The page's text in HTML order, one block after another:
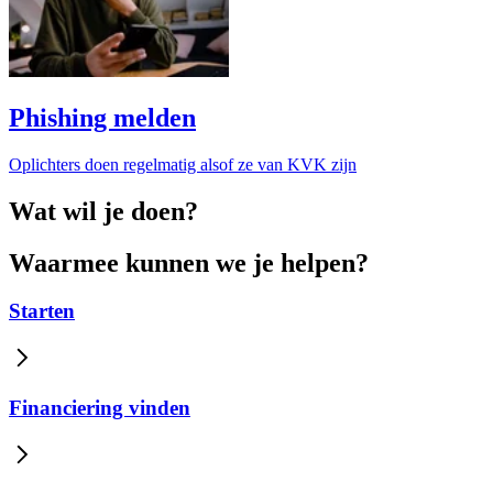
Phishing melden
Oplichters doen regelmatig alsof ze van KVK zijn
Wat wil je doen?
Waarmee kunnen we je helpen?
Starten
Financiering vinden